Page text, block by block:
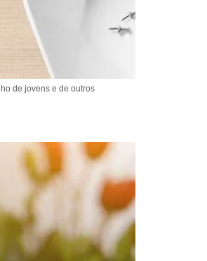
de jovens e de outros